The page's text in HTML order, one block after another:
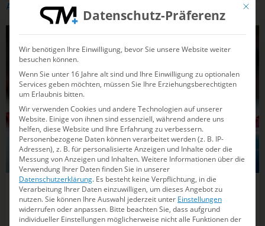
ARTIKEL ZU MAURICE JÜNGLING
WASSERBALL
28.06.2026 17:15
Bundesliga-Gründungsmitglied zurück auf
Mit
Datenschutz-Präferenz
Wir benötigen Ihre Einwilligung, bevor Sie unsere Website weiter
besuchen können.
Wenn Sie unter 16 Jahre alt sind und Ihre Einwilligung zu optionalen
Services geben möchten, müssen Sie Ihre Erziehungsberechtigten
um Erlaubnis bitten.
Wir verwenden Cookies und andere Technologien auf unserer
Website. Einige von ihnen sind essenziell, während andere uns
helfen, diese Website und Ihre Erfahrung zu verbessern.
Personenbezogene Daten können verarbeitet werden (z. B. IP-
Adressen), z. B. für personalisierte Anzeigen und Inhalte oder die
Messung von Anzeigen und Inhalten.Weitere Informationen über die
Verwendung Ihrer Daten finden Sie in unserer
Datenschutzerklärung. Es besteht keine Verpflichtung, in die
Verarbeitung Ihrer Daten einzuwilligen, um dieses Angebot zu
nutzen.Sie können Ihre Auswahl jederzeit unter Einstellungen
widerrufen oder anpassen. Bitte beachten Sie, dass aufgrund
individueller Einstellungen möglicherweise nicht alle Funktionen der